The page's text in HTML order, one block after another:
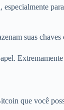
suas
que você